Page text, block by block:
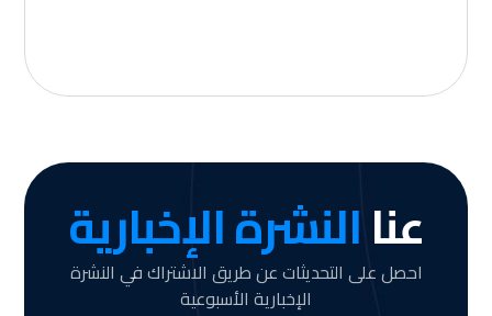
عناالنشرة الإخبارية
احصل على التحديثات عن طريق الاشتراك في النشرة
الإخبارية الأسبوعية